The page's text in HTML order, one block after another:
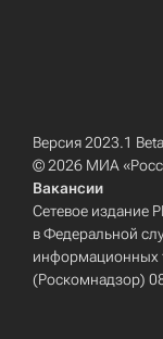
Версия 2023.1 Beta
© 2026 МИА
Вакансии
Сетевое издание
в Федеральной
информационных
(Роскомнадзор)